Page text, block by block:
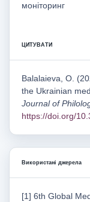
моніторинг
ЦИТУВАТИ
Balalaieva, O.
the Ukrainian
Journal of
https://doi.org/
Використані джерела
[1] 6th Global